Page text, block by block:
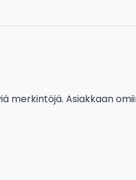
merkintöjä. Asiakkaan